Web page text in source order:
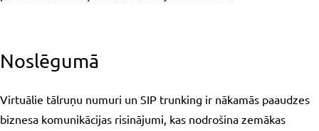
Noslēgumā
Virtuālie tālruņu numuri un SIP trunking ir nākamās paaudzes
biznesa komunikācijas risinājumi, kas nodrošina zemākas